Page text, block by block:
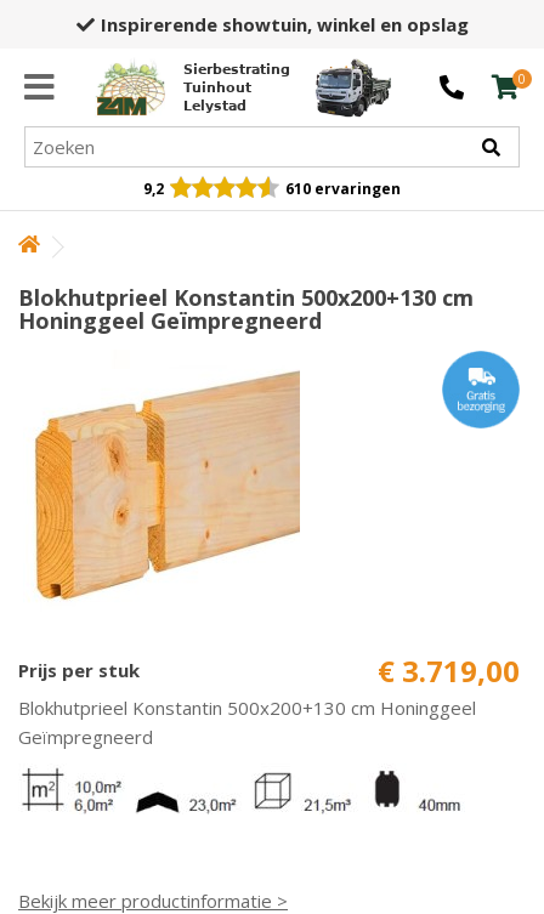
Inspirerende showtuin,winkel en opslag
Sierbestrating
Tuinhout
Lelystad
0
9,2 610 ervaringen
Blokhutprieel Konstantin 500x200+130 cm
Honinggeel Geïmpregneerd
Prijs per stuk € 3.719,00
Blokhutprieel Konstantin 500x200+130 cm Honinggeel
Geïmpregneerd
Bekijk meer productinformatie >